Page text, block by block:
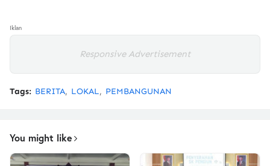
Iklan
Responsive Advertisement
Tags: BERITA LOKAL PEMBANGUNAN
You might like